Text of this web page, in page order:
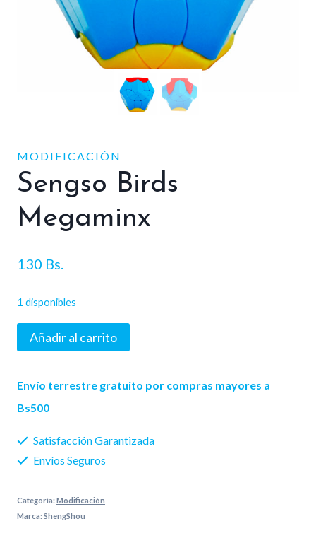
MODIFICACIÓN
Sengso Birds
Megaminx
130 Bs.
1 disponibles
Sengso
Birds
Añadir al carrito
Envío terrestre gratuito por compras mayores a
Bs500
Satisfacción Garantizada
Envíos Seguros
Categoría:Modificación
Marca:ShengShou